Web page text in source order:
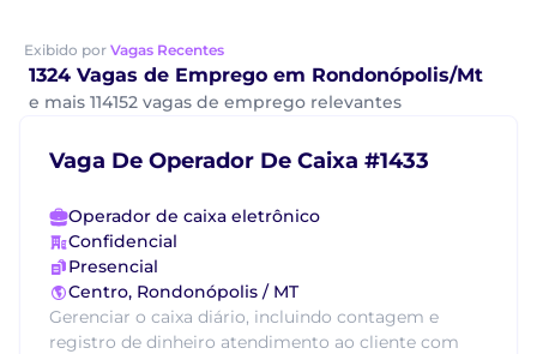
Exibido por Vagas Recentes
1324 Vagas de Emprego em Rondonópolis/Mt
e mais 114152 vagas de emprego relevantes
Vaga De Operador De Caixa #1433
Operador de caixa eletrônico
Confidencial
Presencial
Centro, Rondonópolis / MT
Gerenciar o caixa diário, incluindo contagem e
registro de dinheiro atendimento ao cliente com